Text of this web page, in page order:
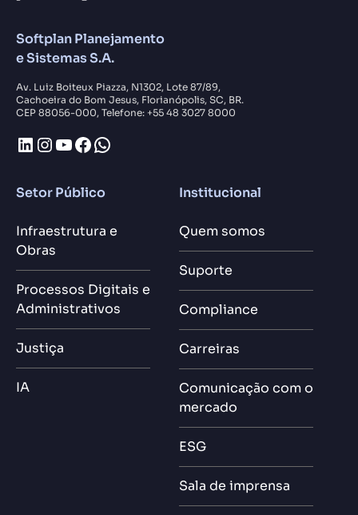
Softplan Planejamento
e Sistemas S.A.
Av. Luiz Boiteux Piazza, N1302, Lote 87/89,
Cachoeira do Bom Jesus, Florianópolis, SC, BR.
CEP 88056-000, Telefone: +55 48 3027 8000
LinkedIn
Instagram
Youtube
Facebook
WhatsApp
Setor Público
Infraestrutura e
Obras
Processos Digitais e
Administrativos
Justiça
IA
Institucional
Quem somos
Suporte
Compliance
Carreiras
Comunicação com o
mercado
ESG
Sala de imprensa